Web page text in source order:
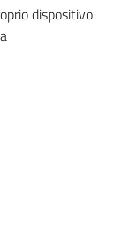
dispositivo